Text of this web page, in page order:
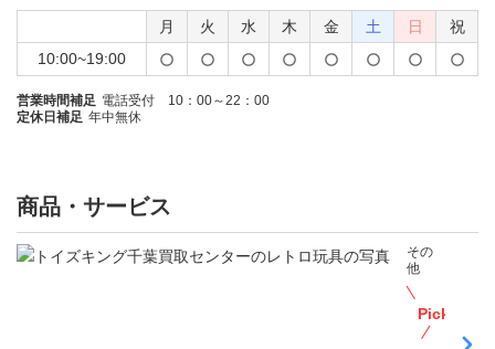
月 火 水 木 金 土 日
祝
10:00~19:00
営業時間補足 電話受付 10：00～22：00
定休日補足 年中無休
商品・サービス
その
他
PickUp